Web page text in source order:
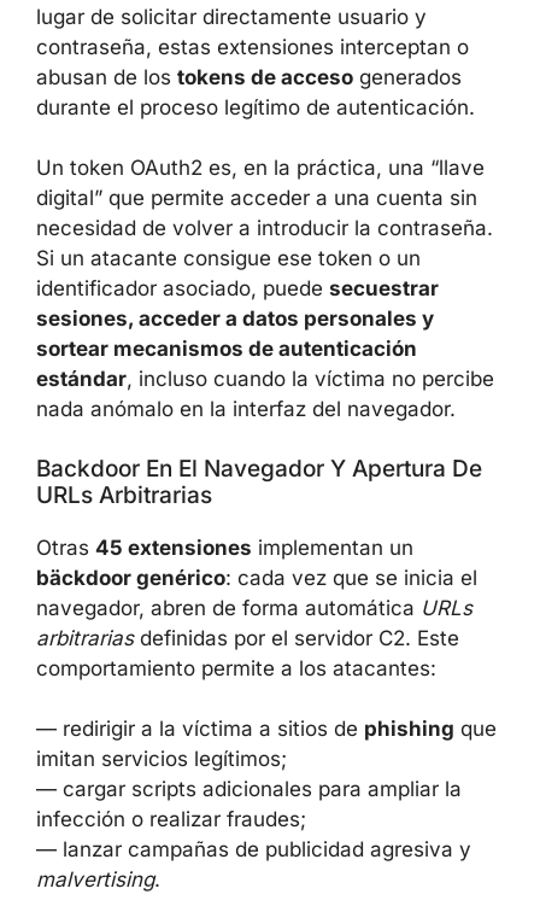
especializan en el robo de identidad de
cuentas de Google utilizando el protocolo
OAuth2 . En lugar de solicitar directamente
usuario y contraseña, estas extensiones
accesogenerados durante el proceso
legítimo de autenticación.
Un token OAuth2 es, en la práctica, una “llave
digital” que permite acceder a una cuenta sin
necesidad de volver a introducir la
contraseña. Si un atacante consigue ese
token o un identificador asociado, puede
secuestrar sesiones, acceder a datos
autenticación estándar, incluso cuando la
víctima no percibe nada anómalo en la
Backdoor En El Navegador Y Apertura De
URLs Arbitrarias
Otras45 extensionesimplementan un
navegador, abren de forma automáticaURLs
arbitrariasdefinidas por el servidor C2. Este
comportamiento permite a los atacantes:
— redirigir a la víctima a sitios de phishing
que imitan servicios legítimos;